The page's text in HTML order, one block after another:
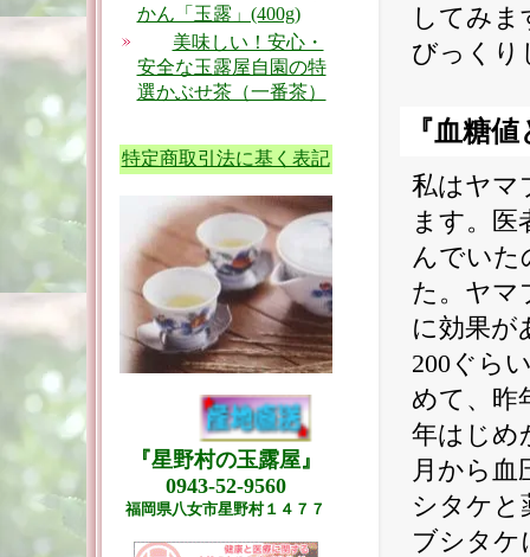
かん「玉露」(400g)
美味しい！安心・
安全な玉露屋自園の特
選かぶせ茶（一番茶）
特定商取引法に基く表記
『星野村の玉露屋』
0943-52-9560
福岡県八女市星野村１４７７
してみま
びっく
『血糖
私はヤマ
ます。医
んでいた
た。ヤマ
に効果が
200ぐら
めて、昨
年はじめ
月から血
シタケと
ブシタケ